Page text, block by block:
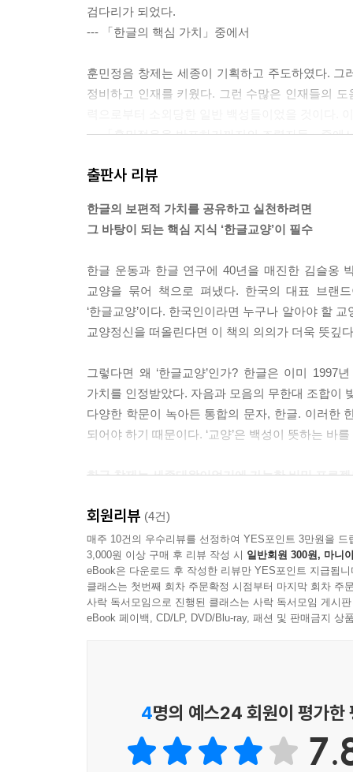
맞춤법의 근본 원리를 찾아서
ㅋ 세종대왕 이후의 임금들은 훈민정음을 어떻게
연산군의 한글 탄압 정책을 어떻게 볼 것인가?
ㅌ 일제강점기에 우리 말글을 어떻게 지켰나?
일제강점기 때의 우리 말글운동은 문화 독립운동
헐버트와 조선어학회의 우리 말글운동 맥
ㅍ 광복 후에 우리 말글은 어떻게 발전했나?
국권 회복 차원의 한글운동기(1945~1960): 우리말
다양한 목적으로서의 한글운동기(1970~현재)
ㅎ 인공지능 시대 한글은 어떠해야 하는가?
인공지능 시대의 글쓰기 문제
《훈민정음》 해례본에 담긴 근대성과 탈근대성,
책 끝머리에: 한글을 무형문화유산으로 우뚝 세우자
참고문헌
부록: 한글 해적이(연표)
검다리가 되었다.
--- 「한글의 핵심 가치」중에서
훈민정음 창제는 세종이 기획하고 주도하였다.
정비하고 인재를 키웠다. 그런 수많은 인재들의
--- 「훈민정음을 반포하기까지의 조력자들」중에
양반들 입장에서 해례본의 정인지서 내용은 한자
희귀본이 되었을 확률이 높다.
--- 「《훈민정음》 해례본이 희귀본이 된 이유」
한글의 가장 우수한 특성을 뽑으라고 한다면 과
될 뿐만 아니라 그로 인해 누구나 쉽게 배울 수 있
가치를 추구한다.
--- 「한글의 우수성에 대한 몇 가지 오해」중에서
훈민정음과 《훈민정음》 해례본에 21세기 첨단
로 구현하고 활용했을 때 비로소 온전하게 그 가
안는 것과 동시에 그것을 넘어설 수 있는 인문적
출판사 리뷰
한글의 보편적 가치를 공유하고 실천하려면
그 바탕이 되는 핵심 지식 ‘한글교양’이 필수
한글 운동과 한글 연구에 40년을 매진한 김슬옹
교양을 묶어 책으로 펴냈다. 한국의 대표 브랜
‘한글교양’이다. 한국인이라면 누구나 알아야 할
교양정신을 떠올린다면 이 책의 의의가 더욱 뜻깊
그렇다면 왜 ‘한글교양’인가? 한글은 이미
가치를 인정받았다. 자음과 모음의 무한대 조합이
다양한 학문이 녹아든 통합의 문자, 한글. 이러한
되어야 하기 때문이다. ‘교양’은 백성이 뜻하는 바
한글 창제는 세종대왕이었기에 가능한 비밀 프로젝
열네 가지 물음 가운데 가장 먼저 눈길을 끄는
세종대왕이 집현전 학사들과 함께 한글을 창제
주역으로 그려지기도 했다. 그러나 한글 창제
어려웠으며 새로운 문자를 고안할 만큼 창의성
비밀 프로젝트였다는 것은 1443년 12월 창제 사
증언되는 명백한 사실이기도 하다.
‘ㄱ, ㄷ, ㅅ’의 명칭을 ‘기윽, 디읃, 시읏’으로 바꾸자
회원리뷰 (4건)
매주 10건의 우수리뷰를 선정하여 YES포인트 3만원을 드
3,000원 이상 구매 후 리뷰 작성 시 일반회원 300원, 마니
eBook은 다운로드 후 작성한 리뷰만 YES포인트 지급됩니
클래스는 첫번째 회차 주문확정 시점부터 마지막 회차 주
사락 독서모임으로 진행된 클래스는 사락 독서모임 게시
eBook 페이백, CD/LP, DVD/Blu-ray, 패션 및 판매금지 상
4명의 예스24 회원이 평가한